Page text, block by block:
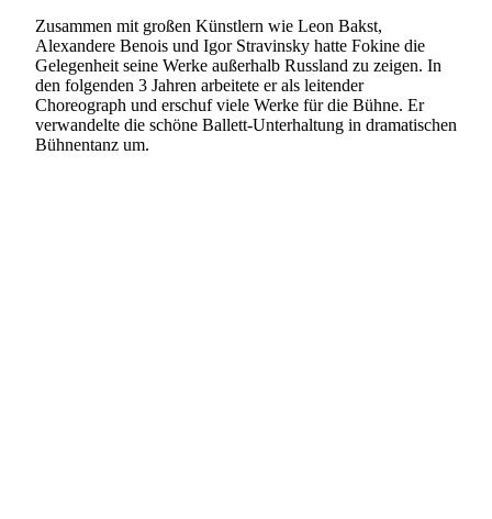
Zusammen mit großen Künstlern wie Leon Bakst,
Alexandere Benois und Igor Stravinsky hatte Fokine die
Gelegenheit seine Werke außerhalb Russland zu zeigen. In
den folgenden 3 Jahren arbeitete er als leitender
Choreograph und erschuf viele Werke für die Bühne. Er
verwandelte die schöne Ballett-Unterhaltung in dramatischen
Bühnentanz um.